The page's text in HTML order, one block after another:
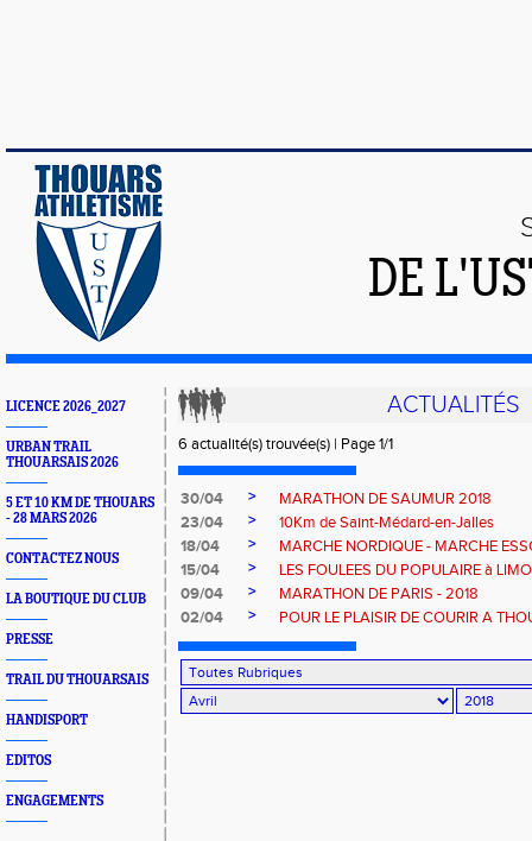
DE
LICENCE 2026_2027
URBAN TRAIL
THOUARSAIS 2026
5 ET 10 KM DE THOUARS
- 28 MARS 2026
CONTACTEZ NOUS
LA BOUTIQUE DU CLUB
PRESSE
TRAIL DU THOUARSAIS
HANDISPORT
EDITOS
ENGAGEMENTS
ACTUALITÉS
6 actualité(s) trouvée(s) | Page 1/1
30/04 >
MARATHON DE SAUMUR 2018
23/04
>
10Km de Saint-Médard-en-Jalles
18/04
>
MARCHE NORDIQUE - MARCHE
15/04
>
LES FOULEES DU POPULAIRE à
09/04
>
MARATHON DE PARIS - 2018
02/04
> POUR LE PLAISIR DE COURIR A